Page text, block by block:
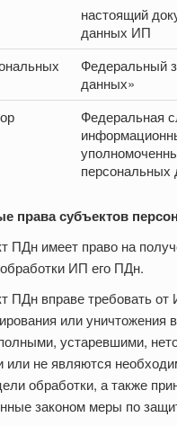
настоящий
данных ИП
Федеральный
данных»
Федеральная
персональных
права субъектов
ПДн имеет право на
ИП его ПДн.
ПДн вправе требовать от
или уничтожения
устаревшими,
или не являются
обработки, а также
законом меры по